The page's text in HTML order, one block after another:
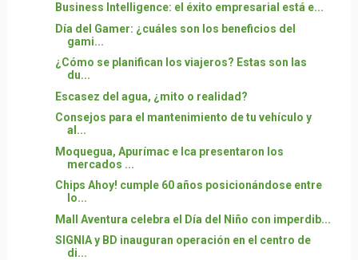
Business Intelligence: el éxito empresarial está e...
Día del Gamer: ¿cuáles son los beneficios del
gami...
¿Cómo se planifican los viajeros? Estas son las
du...
Escasez del agua, ¿mito o realidad?
Consejos para el mantenimiento de tu vehículo y
al...
Moquegua, Apurímac e Ica presentaron los
mercados ...
Chips Ahoy! cumple 60 años posicionándose entre
lo...
Mall Aventura celebra el Día del Niño con imperdib...
SIGNIA y BD inauguran operación en el centro de
di...